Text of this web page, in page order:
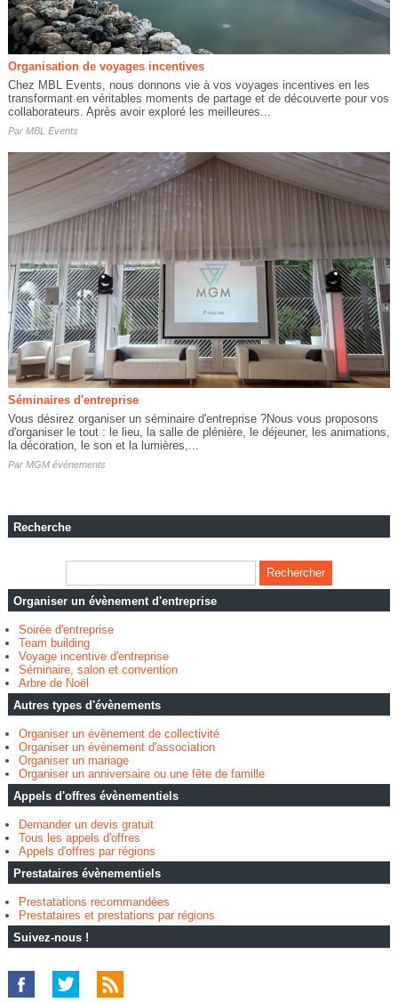
Organisation de voyages incentives
Chez MBL Events, nous donnons vie à vos voyages incentives en les
transformant en véritables moments de partage et de découverte pour vos
collaborateurs. Après avoir exploré les meilleures...
Par MBL Events
Séminaires d'entreprise
Vous désirez organiser un séminaire d'entreprise ?Nous vous proposons
d'organiser le tout : le lieu, la salle de plénière, le déjeuner, les animations,
la décoration, le son et la lumières,...
Par MGM événements
Recherche
Organiser un évènement d'entreprise
Soirée d'entreprise
Team building
Voyage incentive d'entreprise
Séminaire, salon et convention
Arbre de Noël
Autres types d'évènements
Organiser un évènement de collectivité
Organiser un évènement d'association
Organiser un mariage
Organiser un anniversaire ou une fête de famille
Appels d'offres évènementiels
Demander un devis gratuit
Tous les appels d'offres
Appels d'offres par régions
Prestataires évènementiels
Prestatations recommandées
Prestataires et prestations par régions
Suivez-nous !